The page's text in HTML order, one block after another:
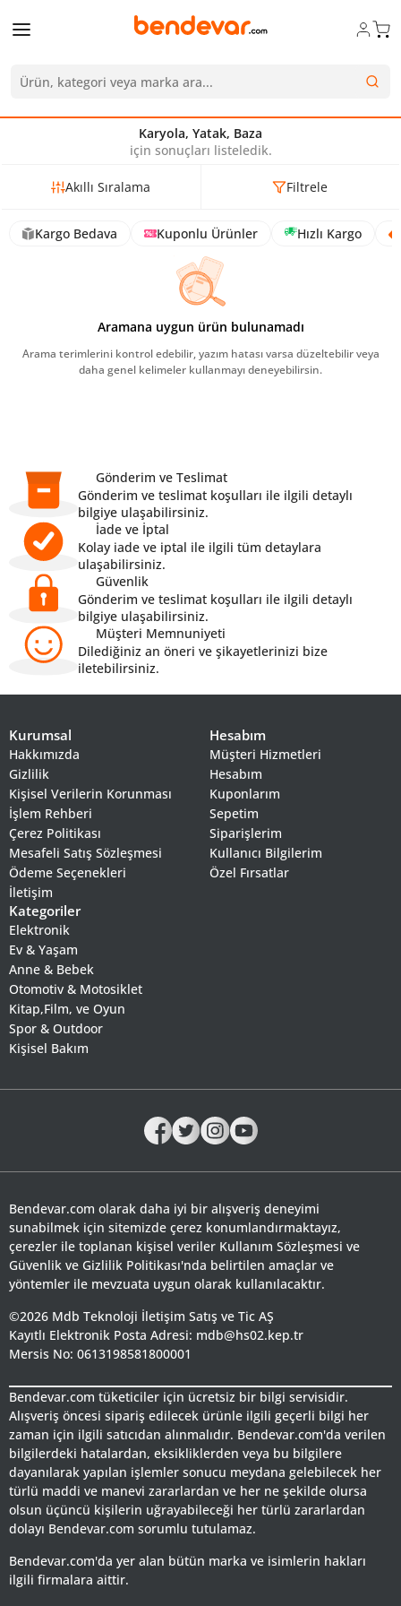
Karyola, Yatak, Baza
için sonuçları listeledik.
Akıllı Sıralama Filtrele
Kargo Bedava Kuponlu Ürünler Hızlı Kargo
Aramana uygun ürün bulunamadı
Arama terimlerini kontrol edebilir, yazım hatası varsa düzeltebilir veya
daha genel kelimeler kullanmayı deneyebilirsin.
Gönderim ve Teslimat
Gönderim ve teslimat koşulları ile ilgili detaylı
bilgiye ulaşabilirsiniz.
İade ve İptal
Kolay iade ve iptal ile ilgili tüm detaylara
ulaşabilirsiniz.
Güvenlik
Gönderim ve teslimat koşulları ile ilgili detaylı
bilgiye ulaşabilirsiniz.
Müşteri Memnuniyeti
Dilediğiniz an öneri ve şikayetlerinizi bize
iletebilirsiniz.
Kurumsal
Hakkımızda
Gizlilik
Kişisel Verilerin Korunması
İşlem Rehberi
Çerez Politikası
Mesafeli Satış Sözleşmesi
Ödeme Seçenekleri
İletişim
Hesabım
Müşteri Hizmetleri
Hesabım
Kuponlarım
Sepetim
Siparişlerim
Kullanıcı Bilgilerim
Özel Fırsatlar
Kategoriler
Elektronik
Ev & Yaşam
Anne & Bebek
Otomotiv & Motosiklet
Kitap,Film, ve Oyun
Spor & Outdoor
Kişisel Bakım
Bendevar.com olarak daha iyi bir alışveriş deneyimi
sunabilmek için sitemizde çerez konumlandırmaktayız,
çerezler ile toplanan kişisel veriler Kullanım Sözleşmesi ve
Güvenlik ve Gizlilik Politikası'nda belirtilen amaçlar ve
yöntemler ile mevzuata uygun olarak kullanılacaktır.
©2026 Mdb Teknoloji İletişim Satış ve Tic AŞ
Kayıtlı Elektronik Posta Adresi: mdb@hs02.kep.tr
Mersis No: 0613198581800001
Bendevar.com tüketiciler için ücretsiz bir bilgi servisidir.
Alışveriş öncesi sipariş edilecek ürünle ilgili geçerli bilgi her
zaman için ilgili satıcıdan alınmalıdır. Bendevar.com'da verilen
bilgilerdeki hatalardan, eksikliklerden veya bu bilgilere
dayanılarak yapılan işlemler sonucu meydana gelebilecek her
türlü maddi ve manevi zararlardan ve her ne şekilde olursa
olsun üçüncü kişilerin uğrayabileceği her türlü zararlardan
dolayı Bendevar.com sorumlu tutulamaz.
Bendevar.com'da yer alan bütün marka ve isimlerin hakları
ilgili firmalara aittir.